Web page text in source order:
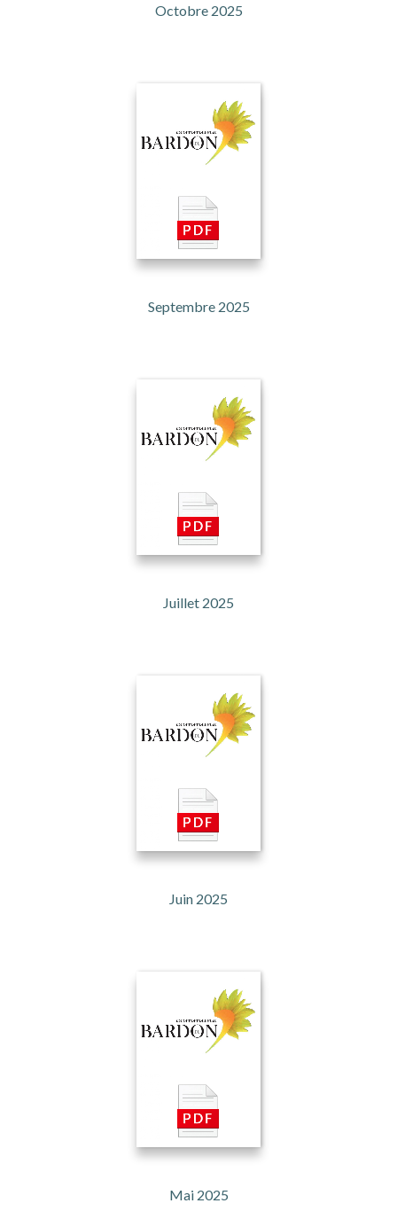
Octobre 2025
Septembre 2025
Juillet 2025
Juin 2025
Mai 2025